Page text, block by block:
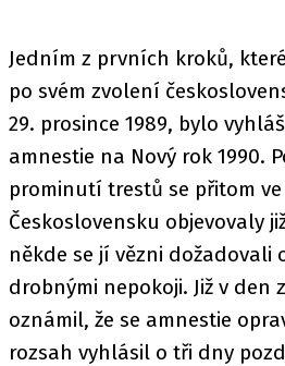
Jedním z prvních kroků,
po svém zvolení
29. prosince 1989, bylo
amnestie na Nový rok 1990.
prominutí trestů se přitom
Československu objevovaly
někde se jí vězni
drobnými nepokoji. Již v den
oznámil, že se amnestie
rozsah vyhlásil o tři dny